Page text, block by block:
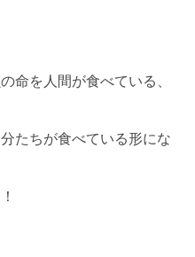
命を人間が食べている、
たちが食べている形にな